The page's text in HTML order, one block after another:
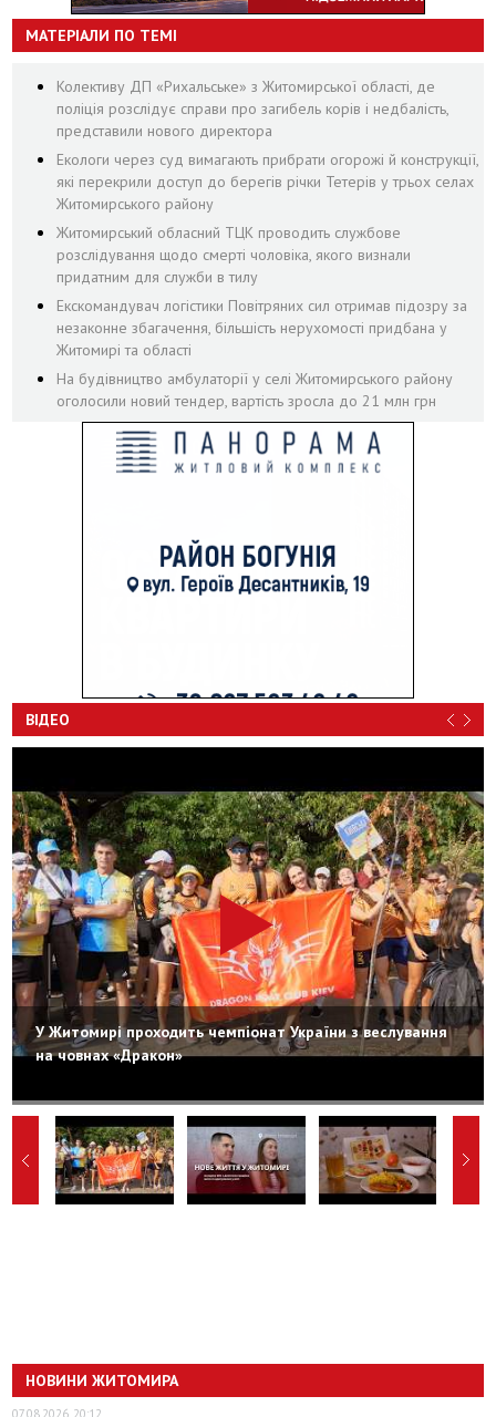
МАТЕРІАЛИ ПО ТЕМІ
Колективу ДП «Рихальське» з Житомирської області, де
поліція розслідує справи про загибель корів і недбалість,
представили нового директора
Екологи через суд вимагають прибрати огорожі й конструкції,
які перекрили доступ до берегів річки Тетерів у трьох селах
Житомирського району
Житомирський обласний ТЦК проводить службове
розслідування щодо смерті чоловіка, якого визнали
придатним для служби в тилу
Екскомандувач логістики Повітряних сил отримав підозру за
незаконне збагачення, більшість нерухомості придбана у
Житомирі та області
На будівництво амбулаторії у селі Житомирського району
оголосили новий тендер, вартість зросла до 21 млн грн
ВІДЕО
У Житомирі проходить чемпіонат України з веслування
на човнах «Дракон»
НОВИНИ ЖИТОМИРА
07.08.2026, 20:12